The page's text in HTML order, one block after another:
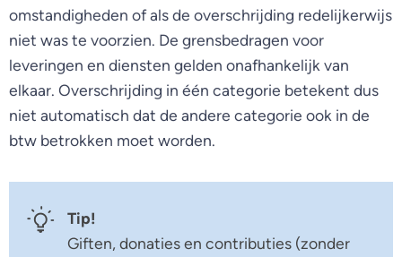
omstandigheden of als de overschrijding redelijkerwijs
niet was te voorzien. De grensbedragen voor
leveringen en diensten gelden onafhankelijk van
elkaar. Overschrijding in één categorie betekent dus
niet automatisch dat de andere categorie ook in de
btw betrokken moet worden.
Tip!
Giften, donaties en contributies (zonder